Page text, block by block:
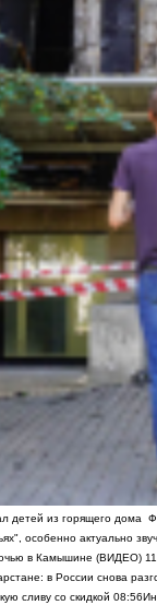
детей из горящего дома
особенно актуально
в Камышине (ВИДЕО)
в России снова
сливу со скидкой 08:56